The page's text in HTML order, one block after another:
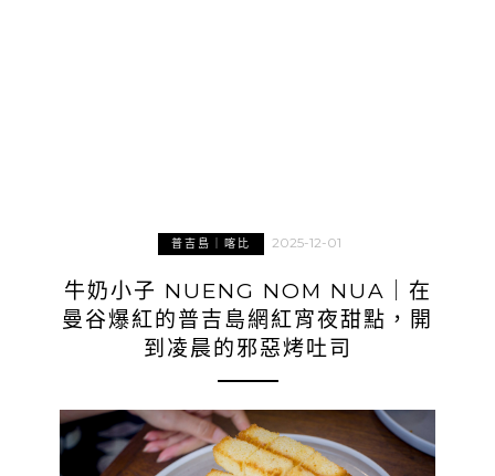
普吉島｜喀比 2025-12-01
牛奶小子 NUENG NOM NUA｜在
曼谷爆紅的普吉島網紅宵夜甜點，開
到凌晨的邪惡烤吐司